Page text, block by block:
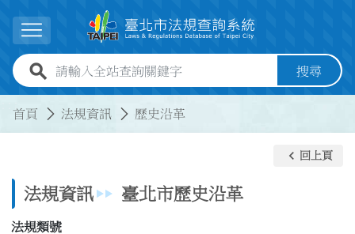
展開選單
全站查詢關鍵字欄位 搜尋
首頁 法規資訊 歷史沿革
法規資訊 臺北市歷史沿革
keyboard_arrow_left 回上頁
法規類號